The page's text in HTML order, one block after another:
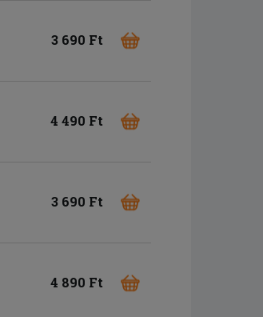
3 690 Ft
4 490 Ft
3 690 Ft
4 890 Ft